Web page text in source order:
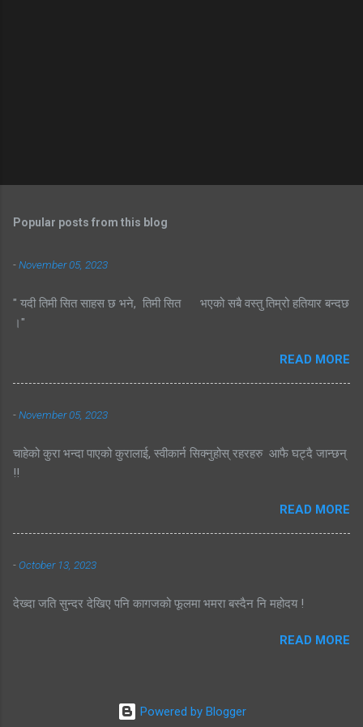
Popular posts from this blog
-November 05, 2023
" यदी तिमी सित साहस छ भने, तिमी सित भएको सबै वस्तु तिम्रो हतियार बन्दछ
।"
READ MORE
-November 05, 2023
चाहेको कुरा भन्दा पाएको कुरालाई, स्वीकार्न सिक्नुहोस् रहरहरु आफै घट्दै जान्छन्
!!
READ MORE
-October 13, 2023
देख्दा जति सुन्दर देखिए पनि कागजको फूलमा भमरा बस्दैन नि महोदय !
READ MORE
Powered by Blogger